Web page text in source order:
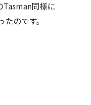
Tasman同様に
のです。